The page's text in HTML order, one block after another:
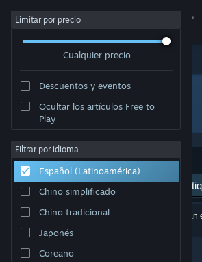
Iniciar sesión
Acerca de
Soporte
Cambiar idioma
Obtener la aplicación de Steam Mobile
Limitar por precio
Cualquier precio
Descuentos y eventos
Ocultar los artículos Free to
Play
Filtrar por idioma
Español (Latinoamérica)
Chino simplificado
Chino tradicional
Japonés
Coreano
Desarrollador: davevillz
Ordenar por Relevancia
0 resultado(s) coinciden con la búsqueda. Se han
títulos según tus preferencias.